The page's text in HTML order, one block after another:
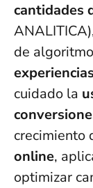
cantidades
de
cuidado la
crecimiento
online,
optimizar